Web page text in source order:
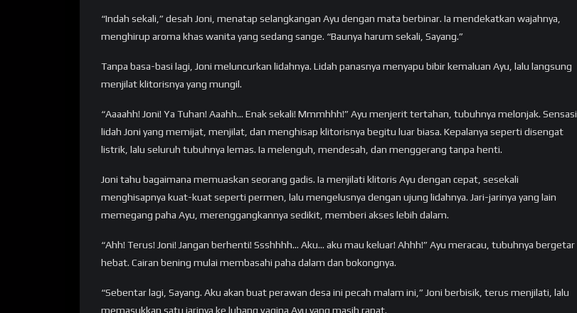
“Indah sekali,” desah Joni, menatap selangkangan Ayu dengan mata berbinar. Ia mendekatkan wajahnya,
menghirup aroma khas wanita yang sedang sange. “Baunya harum sekali, Sayang.”
Tanpa basa-basi lagi, Joni meluncurkan lidahnya. Lidah panasnya menyapu bibir kemaluan Ayu, lalu langsung
menjilat klitorisnya yang mungil.
“Aaaahh! Joni! Ya Tuhan! Aaahh… Enak sekali! Mmmhhh!” Ayu menjerit tertahan, tubuhnya melonjak. Sensasi
lidah Joni yang memijat, menjilat, dan menghisap klitorisnya begitu luar biasa. Kepalanya seperti disengat
listrik, lalu seluruh tubuhnya lemas. Ia melenguh, mendesah, dan menggerang tanpa henti.
Joni tahu bagaimana memuaskan seorang gadis. Ia menjilati klitoris Ayu dengan cepat, sesekali
menghisapnya kuat-kuat seperti permen, lalu mengelusnya dengan ujung lidahnya. Jari-jarinya yang lain
memegang paha Ayu, merenggangkannya sedikit, memberi akses lebih dalam.
“Ahh! Terus! Joni! Jangan berhenti! Ssshhhh… Aku… aku mau keluar! Ahhh!” Ayu meracau, tubuhnya bergetar
hebat. Cairan bening mulai membasahi paha dalam dan bokongnya.
“Sebentar lagi, Sayang. Aku akan buat perawan desa ini pecah malam ini,” Joni berbisik, terus menjilati, lalu
memasukkan satu jarinya ke lubang vagina Ayu yang masih rapat.